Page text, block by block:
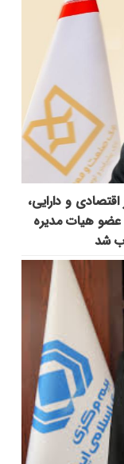
و دارایی،
هیات مدیره
شد